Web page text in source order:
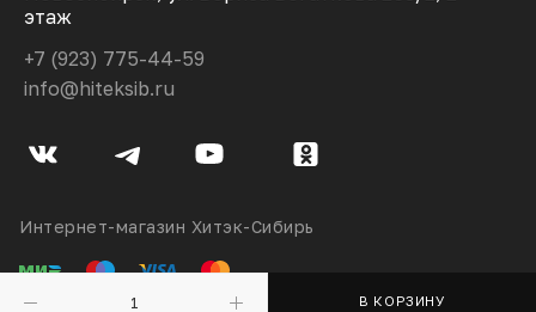
В КОРЗИНУ
этаж
+7 (923) 775-44-59
info@hiteksib.ru
Интернет-магазин Хитэк-Сибирь